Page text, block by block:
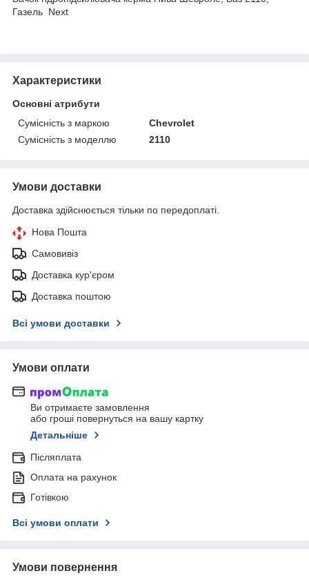
Газель Next
Характеристики
Основні атрибути
Сумісність з маркою
Chevrolet
Сумісність з моделлю
2110
Умови доставки
Доставка здійснюється тільки по передоплаті.
Нова Пошта
Самовивіз
Доставка кур'єром
Доставка поштою
Всі умови доставки
Умови оплати
Ви отримаєте замовлення
або гроші повернуться на вашу картку
Детальніше
Післяплата
Оплата на рахунок
Готівкою
Всі умови оплати
Умови повернення